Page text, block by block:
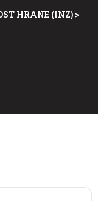
HRANE (INZ)>